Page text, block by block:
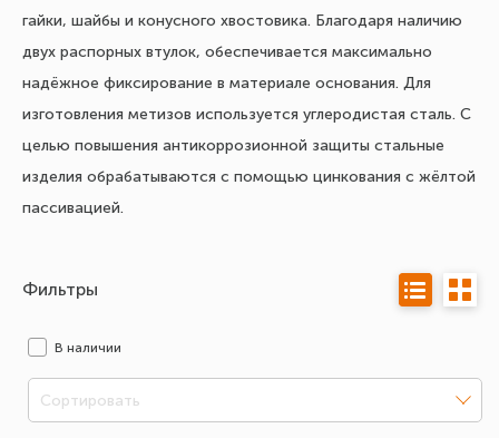
гайки, шайбы и конусного хвостовика. Благодаря наличию
двух распорных втулок, обеспечивается максимально
надёжное фиксирование в материале основания. Для
изготовления метизов используется углеродистая сталь. С
целью повышения антикоррозионной защиты стальные
изделия обрабатываются с помощью цинкования с жёлтой
пассивацией.
Фильтры
В наличии
Сортировать